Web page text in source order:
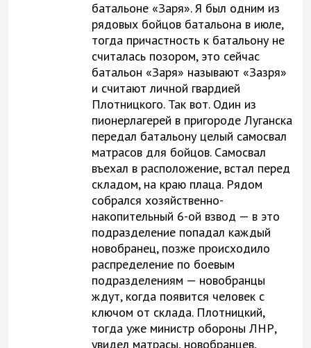
батальоне «Заря». Я был одним из
рядовых бойцов батальона в июле,
тогда причастность к батальону не
считалась позором, это сейчас
батальон «Заря» называют «Зазря»
и считают личной гвардией
Плотницкого. Так вот. Один из
пионерлагерей в пригороде Луганска
передал батальону целый самосвал
матрасов для бойцов. Самосвал
въехал в расположение, встал перед
складом, на краю плаца. Рядом
собрался хозяйственно-
накопительный 6-ой взвод — в это
подразделение попадал каждый
новобранец, позже происходило
распределение по боевым
подразделениям — новобранцы
ждут, когда появится человек с
ключом от склада. Плотницкий,
тогда уже министр обороны ЛНР,
увидел матрасы, новобранцев,